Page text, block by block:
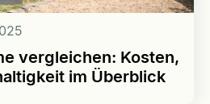
vergleichen: Kosten,
im Überblick